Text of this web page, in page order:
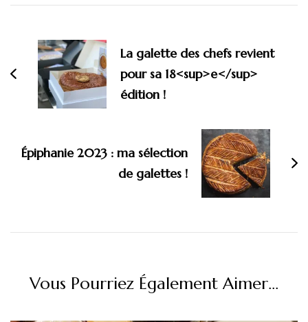
d'article
La galette des chefs revient
pour sa 18<sup>e</sup>
édition !
Épiphanie 2023 : ma sélection
de galettes !
Vous Pourriez Également Aimer...